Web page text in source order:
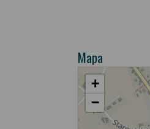
Mapa
+
−